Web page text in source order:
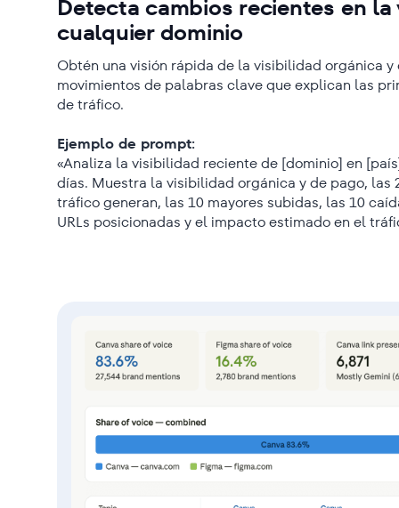
Detecta cambios recientes en
cualquier dominio
Obtén una visión rápida de la visibilidad orgánica y
movimientos de palabras clave que explican las
de tráfico.
Ejemplo de prompt:
«Analiza la visibilidad reciente de [dominio] en
días. Muestra la visibilidad orgánica y de pago, las
tráfico generan, las 10 mayores subidas, las 10
URLs posicionadas y el impacto estimado en el